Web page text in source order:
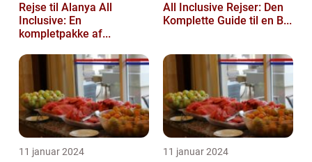
Rejse til Alanya All
Inclusive: En
kompletpakke af...
All Inclusive Rejser: Den
Komplette Guide til en B...
11 januar 2024 11 januar 2024